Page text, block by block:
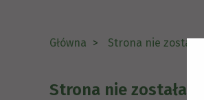
Główna Strona nie
Strona nie została